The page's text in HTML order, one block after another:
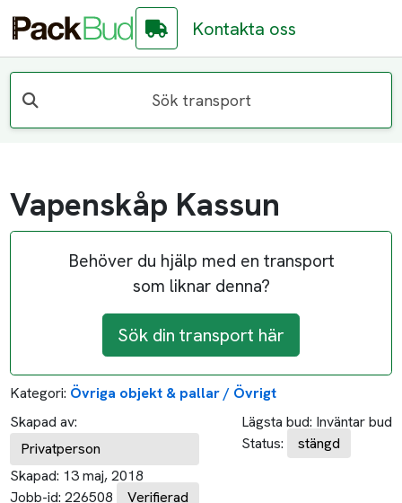
Kontakta oss
Sök transport
Vapenskåp Kassun
Behöver du hjälp med en transport
som liknar denna?
Sök din transport här
Kategori: Övriga objekt & pallar / Övrigt
Skapad av:
Privatperson
Skapad: 13 maj, 2018
Jobb-id: 226508 Verifierad
Lägsta bud: Inväntar bud
Status:
stängd